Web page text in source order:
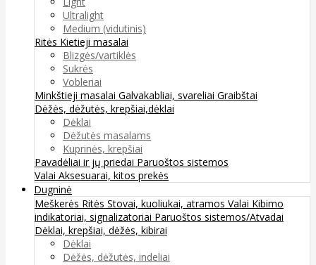
Ultralight
Medium (vidutinis)
Ritės Kietieji masalai
Blizgės/vartiklės
Sukrės
Vobleriai
Minkštieji masalai Galvakabliai, svareliai Graibštai
Dėžės, dėžutės, krepšiai,dėklai
Dėklai
Dėžutės masalams
Kuprinės, krepšiai
Pavadėliai ir jų priedai Paruoštos sistemos
Valai Aksesuarai, kitos prekės
Dugninė
Meškerės Ritės Stovai, kuoliukai, atramos Valai Kibimo
indikatoriai, signalizatoriai Paruoštos sistemos/Atvadai
Dėklai, krepšiai, dėžės, kibirai
Dėklai
Dėžės, dėžutės, indeliai